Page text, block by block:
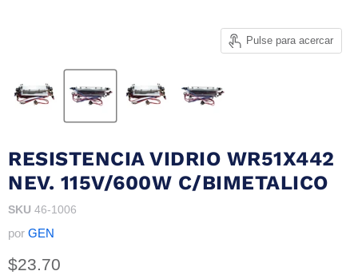
Pulse para acercar
RESISTENCIA VIDRIO WR51X442
NEV. 115V/600W C/BIMETALICO
SKU 46-1006
por GEN
Precio actual
$23.70